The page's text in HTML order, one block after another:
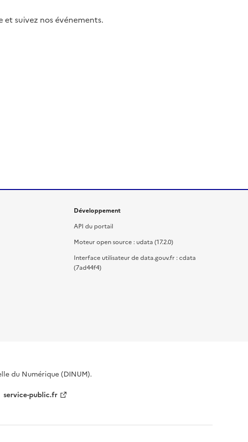
suivez nos événements.
Développement
API du portail
Moteur open source : udata (17.2.0)
Interface utilisateur de data.gouv.fr : cdata
(7ad44f4)
du Numérique (DINUM).
service-public.fr